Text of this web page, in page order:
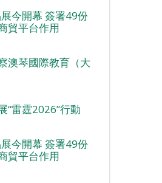
今開幕 簽署49份
貿平台作用
澳琴國際教育（大
“雷霆2026”行動
今開幕 簽署49份
貿平台作用